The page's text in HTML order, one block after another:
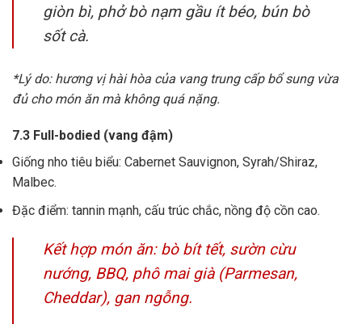
giòn bì, phở bò nạm gầu ít béo, bún bò
sốt cà.
*Lý do: hương vị hài hòa của vang trung cấp bổ sung vừa
đủ cho món ăn mà không quá nặng.
7.3 Full-bodied (vang đậm)
Giống nho tiêu biểu: Cabernet Sauvignon, Syrah/Shiraz,
Malbec.
Đặc điểm: tannin mạnh, cấu trúc chắc, nồng độ cồn cao.
Kết hợp món ăn: bò bít tết, sườn cừu
nướng, BBQ, phô mai già (Parmesan,
Cheddar), gan ngỗng.